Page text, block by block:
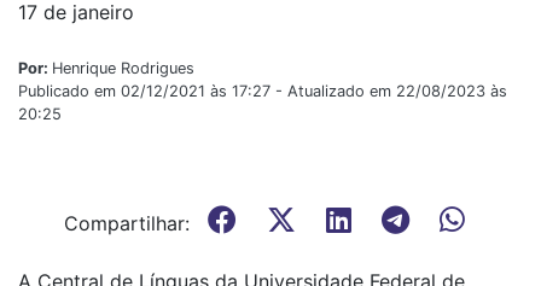
17 de janeiro
Por: Henrique Rodrigues
Publicado em 02/12/2021 às 17:27 - Atualizado em 22/08/2023 às
20:25
Compartilhar:
A Central de Línguas da Universidade Federal de